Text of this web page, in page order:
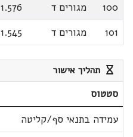
100 מגורים ד 1.576
101
מגורים ד 1.545
תהליך אישור
סטטוס
עמידה בתנאי סף/קליטה